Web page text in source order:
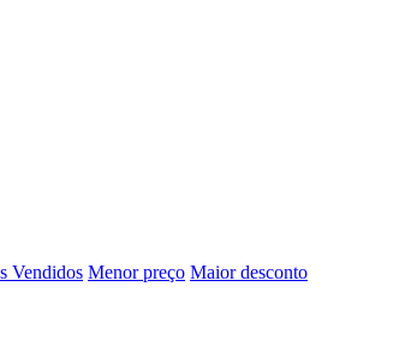
Vendidos Menor preço Maior desconto